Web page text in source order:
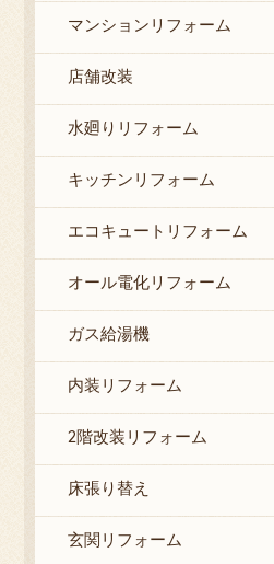
マンションリフォーム
店舗改装
水廻りリフォーム
キッチンリフォーム
エコキュートリフォーム
オール電化リフォーム
ガス給湯機
内装リフォーム
2階改装リフォーム
床張り替え
玄関リフォーム